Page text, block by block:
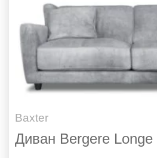
Baxter
Диван Bergere Longe